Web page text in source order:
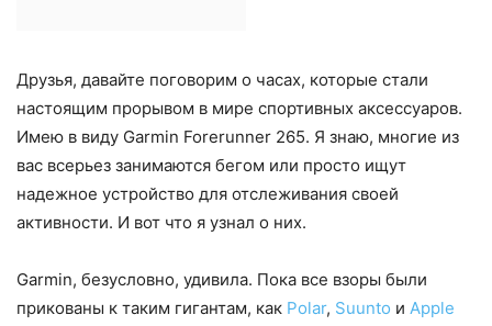
Друзья, давайте поговорим о часах, которые стали
настоящим прорывом в мире спортивных аксессуаров.
Имею в виду Garmin Forerunner 265. Я знаю, многие из
вас всерьез занимаются бегом или просто ищут
надежное устройство для отслеживания своей
активности. И вот что я узнал о них.
Garmin, безусловно, удивила. Пока все взоры были
прикованы к таким гигантам, как Polar, Suunto и Apple